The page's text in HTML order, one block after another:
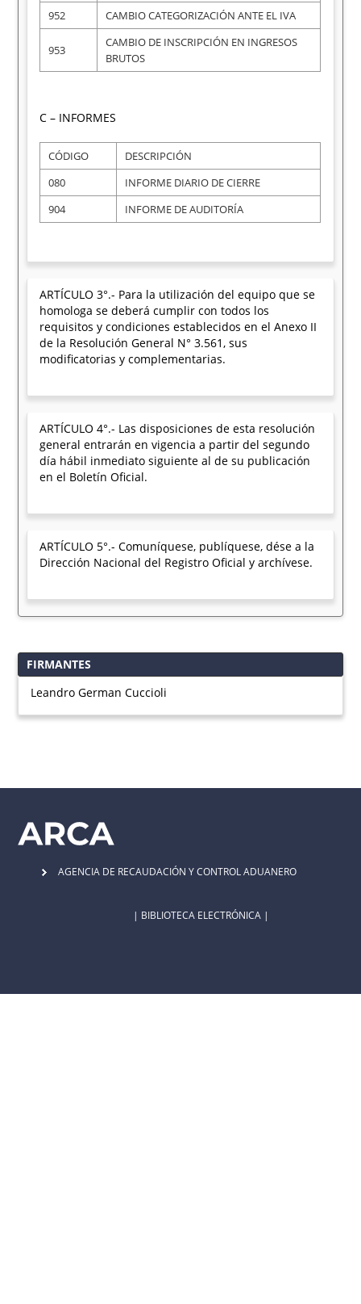
952 CAMBIO CATEGORIZACIÓN ANTE EL IVA
953
CAMBIO DE INSCRIPCIÓN EN INGRESOS
BRUTOS
C – INFORMES
CÓDIGO
DESCRIPCIÓN
080
INFORME DIARIO DE CIERRE
904
INFORME DE AUDITORÍA
ARTÍCULO 3°.- Para la utilización del equipo que se
homologa se deberá cumplir con todos los
requisitos y condiciones establecidos en el Anexo II
de la Resolución General N° 3.561, sus
modificatorias y complementarias.
ARTÍCULO 4°.- Las disposiciones de esta resolución
general entrarán en vigencia a partir del segundo
día hábil inmediato siguiente al de su publicación
en el Boletín Oficial.
ARTÍCULO 5°.- Comuníquese, publíquese, dése a la
Dirección Nacional del Registro Oficial y archívese.
FIRMANTES
Leandro German Cuccioli
AGENCIA DE RECAUDACIÓN Y CONTROL ADUANERO
| BIBLIOTECA ELECTRÓNICA |